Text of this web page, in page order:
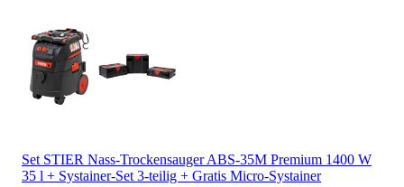
Set STIER Nass-Trockensauger ABS-35M Premium 1400 W
35 l + Systainer-Set 3-teilig + Gratis Micro-Systainer